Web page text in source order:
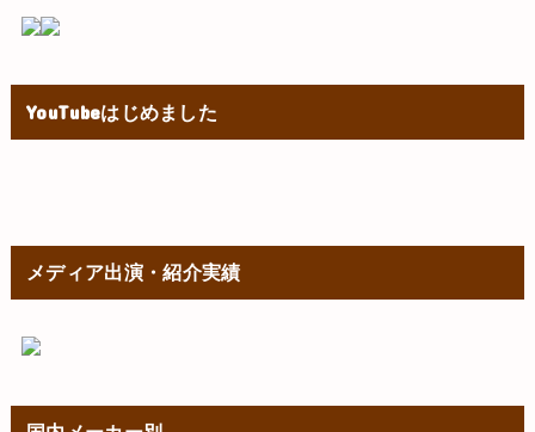
YouTubeはじめました